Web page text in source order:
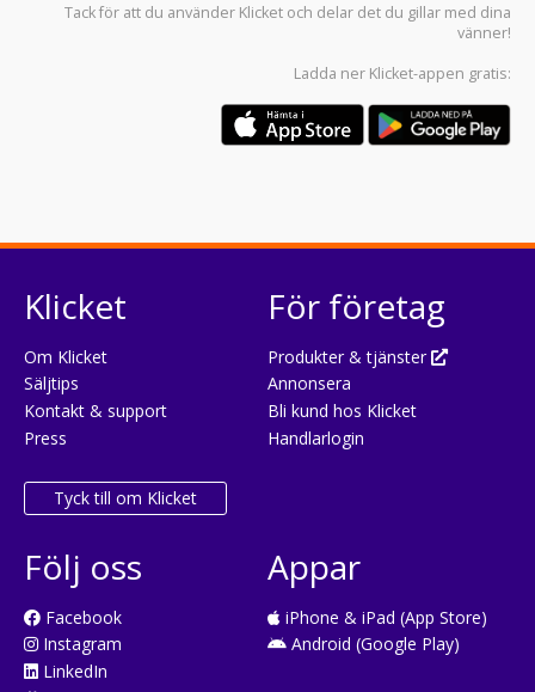
Tack för att du använder Klicket och delar det du gillar med dina
vänner!
Ladda ner Klicket-appen gratis:
Klicket
Om Klicket
Säljtips
Kontakt & support
Press
Tyck till om Klicket
För företag
Produkter & tjänster
Annonsera
Bli kund hos Klicket
Handlarlogin
Följ oss
Facebook
Instagram
LinkedIn
Appar
iPhone & iPad (App Store)
Android (Google Play)